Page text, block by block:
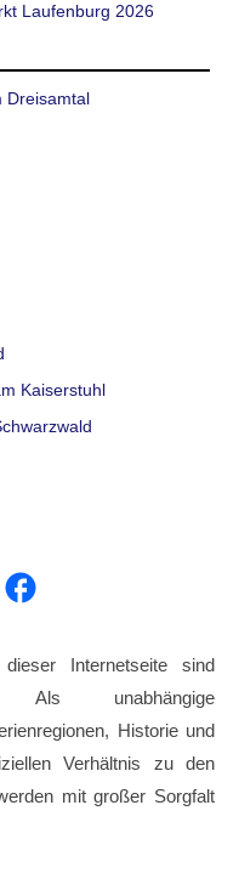
Laufenburg 2026
Dreisamtal
Kaiserstuhl
Internetseite sind
Als unabhängige
Historie und
Verhältnis zu den
mit großer Sorgfalt